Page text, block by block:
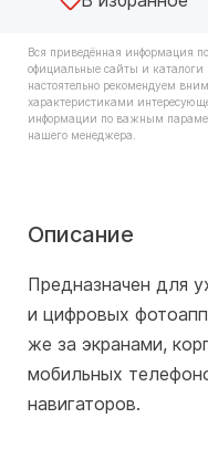
Вся приведённая информация
официальные сайты и каталоги
настоятельно рекомендуем
характеристиками
информации по важным
нашего менеджера.
Описание
Предназначен для
и цифровых
же за экранами,
мобильных
навигаторов.